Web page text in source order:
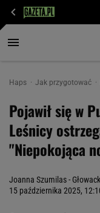
Haps Jak przygotować
Pojawił się w
Leśnicy
"Niepokojąca
Joanna Szumilas -
15 października 2025,